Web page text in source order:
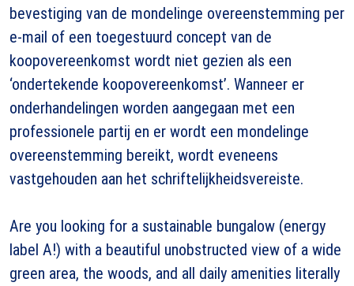
bevestiging van de mondelinge overeenstemming per
e-mail of een toegestuurd concept van de
koopovereenkomst wordt niet gezien als een
‘ondertekende koopovereenkomst’. Wanneer er
onderhandelingen worden aangegaan met een
professionele partij en er wordt een mondelinge
overeenstemming bereikt, wordt eveneens
vastgehouden aan het schriftelijkheidsvereiste.
Are you looking for a sustainable bungalow (energy
label A!) with a beautiful unobstructed view of a wide
green area, the woods, and all daily amenities literally